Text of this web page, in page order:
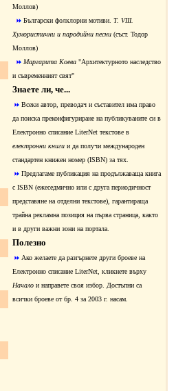
Моллов)
Български фолклорни мотиви. Т. VIII.
Хумористични и пародийни песни (съст. Тодор
Моллов)
Маргарита Коева "Архитектурното наследство
и съвременният свят"
Знаете ли, че...
Всеки автор, преводач и съставител има право
да поиска преконфигуриране на публикуваните си в
Електронно списание LiterNet текстове в
електронни книги и да получи международен
стандартен книжен номер (ISBN) за тях.
Предлагаме публикация на продължаваща книга
с ISBN (ежеседмично или с друга периодичност
представяне на отделни текстове), гарантираща
трайна рекламна позиция на първа страница, както
и в други важни зони на портала.
Полезно
Ако желаете да разгърнете други броеве на
Електронно списание LiterNet, кликнете върху
Начало и направете своя избор. Достъпни са
всички броеве от бр. 4 за 2003 г. насам.